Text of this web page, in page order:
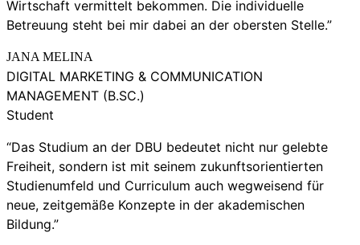
Wirtschaft vermittelt bekommen. Die individuelle
Betreuung steht bei mir dabei an der obersten Stelle.”
JANA MELINA
DIGITAL MARKETING & COMMUNICATION
MANAGEMENT (B.SC.)
Student
“Das Studium an der DBU bedeutet nicht nur gelebte
Freiheit, sondern ist mit seinem zukunftsorientierten
Studienumfeld und Curriculum auch wegweisend für
neue, zeitgemäße Konzepte in der akademischen
Bildung.”